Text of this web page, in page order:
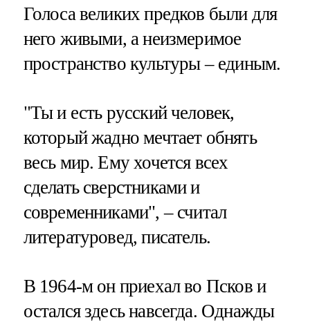
Голоса великих предков были для
него живыми, а неизмеримое
пространство культуры – единым.
"Ты и есть русский человек,
который жадно мечтает обнять
весь мир. Ему хочется всех
сделать сверстниками и
современниками", – считал
литературовед, писатель.
В 1964-м он приехал во Псков и
остался здесь навсегда. Однажды